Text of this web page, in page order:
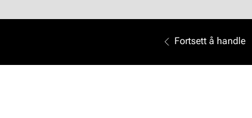
Fortsett å handle